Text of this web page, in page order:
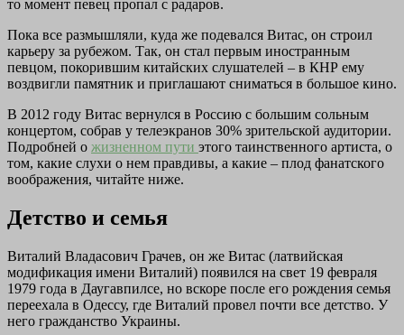
то момент певец пропал с радаров.
Пока все размышляли, куда же подевался Витас, он строил
карьеру за рубежом. Так, он стал первым иностранным
певцом, покорившим китайских слушателей – в КНР ему
воздвигли памятник и приглашают сниматься в большое кино.
В 2012 году Витас вернулся в Россию с большим сольным
концертом, собрав у телеэкранов 30% зрительской аудитории.
Подробней о жизненном пути этого таинственного артиста, о
том, какие слухи о нем правдивы, а какие – плод фанатского
воображения, читайте ниже.
Детство и семья
Виталий Владасович Грачев, он же Витас (латвийская
модификация имени Виталий) появился на свет 19 февраля
1979 года в Даугавпилсе, но вскоре после его рождения семья
переехала в Одессу, где Виталий провел почти все детство. У
него гражданство Украины.